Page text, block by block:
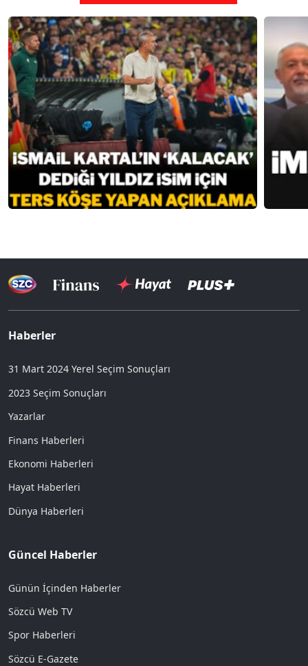
Haberler
31 Mart 2024 Yerel Seçim Sonuçları
2023 Seçim Sonuçları
Yazarlar
Finans Haberleri
Ekonomi Haberleri
Hayat Haberleri
Dünya Haberleri
Güncel Haberler
Günün İçinden Haberler
Sözcü Web TV
Spor Haberleri
Sözcü E-Gazete